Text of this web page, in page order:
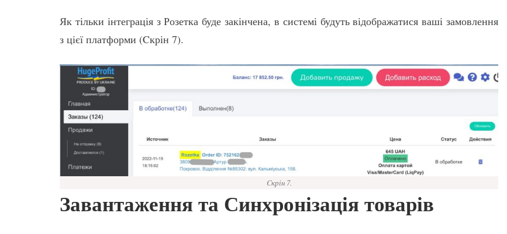
Як тільки інтеграція з Розетка буде закінчена, в системі будуть відображатися ваші замовлення
з цієї платформи (Cкрін 7).
Cкрін 7.
Завантаження та Синхронізація товарів